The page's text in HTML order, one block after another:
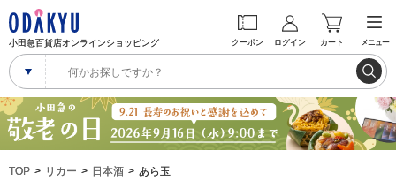
小田急百貨店オンラインショッピング クーポン ログイン カート メニュー
TOP リカー 日本酒 あら玉